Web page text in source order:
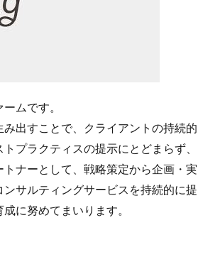
ムです。
出すことで、クライアントの持続的
プラクティスの提示にとどまらず、
ナーとして、戦略策定から企画・実
サルティングサービスを持続的に提
に努めてまいります。